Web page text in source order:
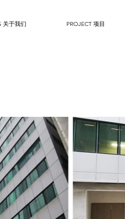
关于我们 PROJECT 项目